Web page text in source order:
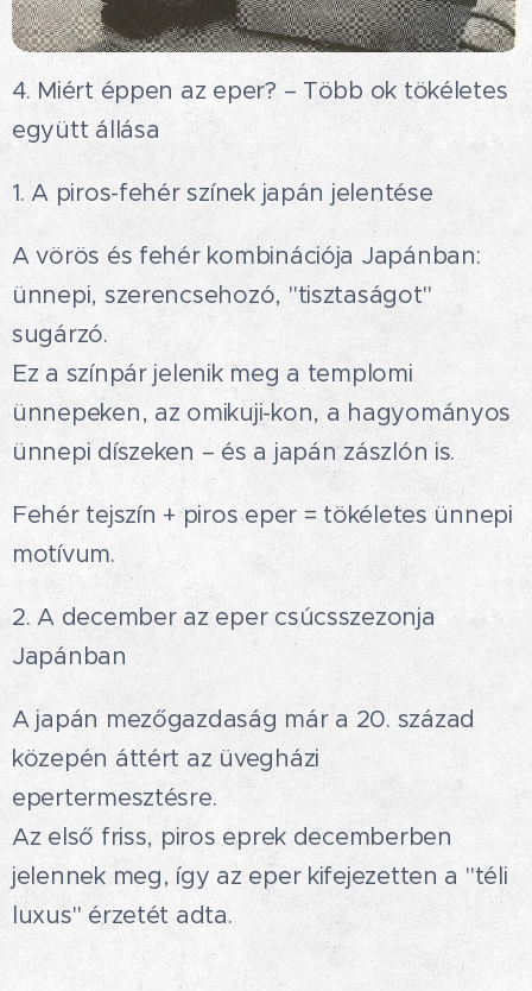
4. Miért éppen az eper? – Több ok tökéletes
együtt állása
1. A piros-fehér színek japán jelentése
A vörös és fehér kombinációja Japánban:
ünnepi, szerencsehozó, "tisztaságot"
sugárzó.
Ez a színpár jelenik meg a templomi
ünnepeken, az omikuji-kon, a hagyományos
ünnepi díszeken – és a japán zászlón is.
Fehér tejszín + piros eper = tökéletes ünnepi
motívum.
2. A december az eper csúcsszezonja
Japánban🍓
A japán mezőgazdaság már a 20. század
közepén áttért az üvegházi
epertermesztésre.
Az első friss, piros eprek decemberben
jelennek meg, így az eper kifejezetten a "téli
luxus" érzetét adta.